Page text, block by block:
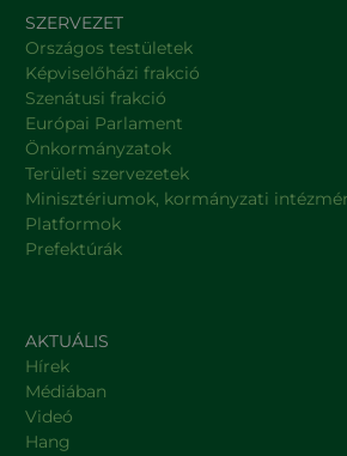
SZERVEZET
Országos testületek
Képviselőházi frakció
Szenátusi frakció
Európai Parlament
Önkormányzatok
Területi szervezetek
Minisztériumok, kormányzati
Platformok
Prefektúrák
AKTUÁLIS
Hírek
Médiában
Videó
Hang